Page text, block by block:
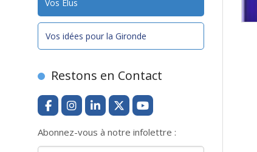
Vos Élus
Vos idées pour la Gironde
Restons en Contact
Abonnez-vous à notre infolettre :